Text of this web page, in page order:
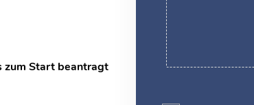
zum Start beantragt